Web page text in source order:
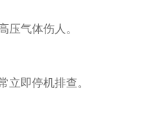
气体伤人。
即停机排查。